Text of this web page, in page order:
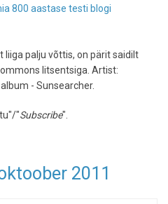
800 aastase testi blogi
liiga palju võttis, on pärit saidilt
litsentsiga. Artist:
- Sunsearcher.
"Subscribe".
2011